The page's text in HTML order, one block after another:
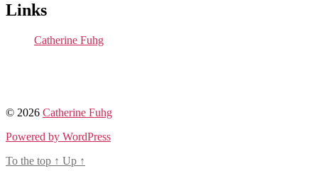
Links
Catherine Fuhg
© 2026 Catherine Fuhg
Powered by WordPress
To the top ↑ Up ↑